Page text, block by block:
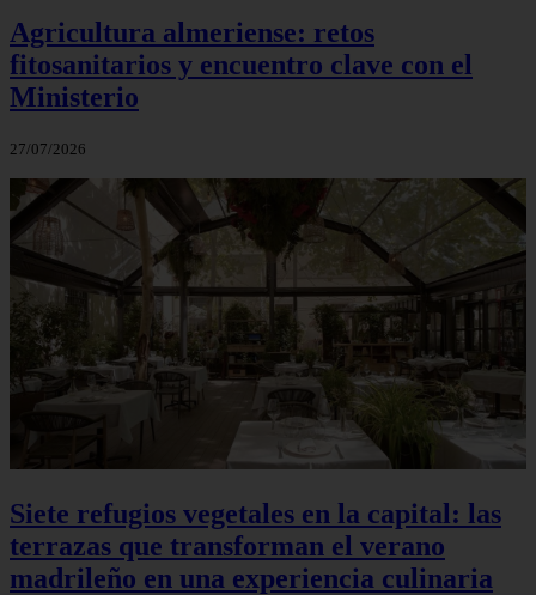
Agricultura almeriense: retos
fitosanitarios y encuentro clave con el
Ministerio
27/07/2026
Siete refugios vegetales en la capital: las
terrazas que transforman el verano
madrileño en una experiencia culinaria